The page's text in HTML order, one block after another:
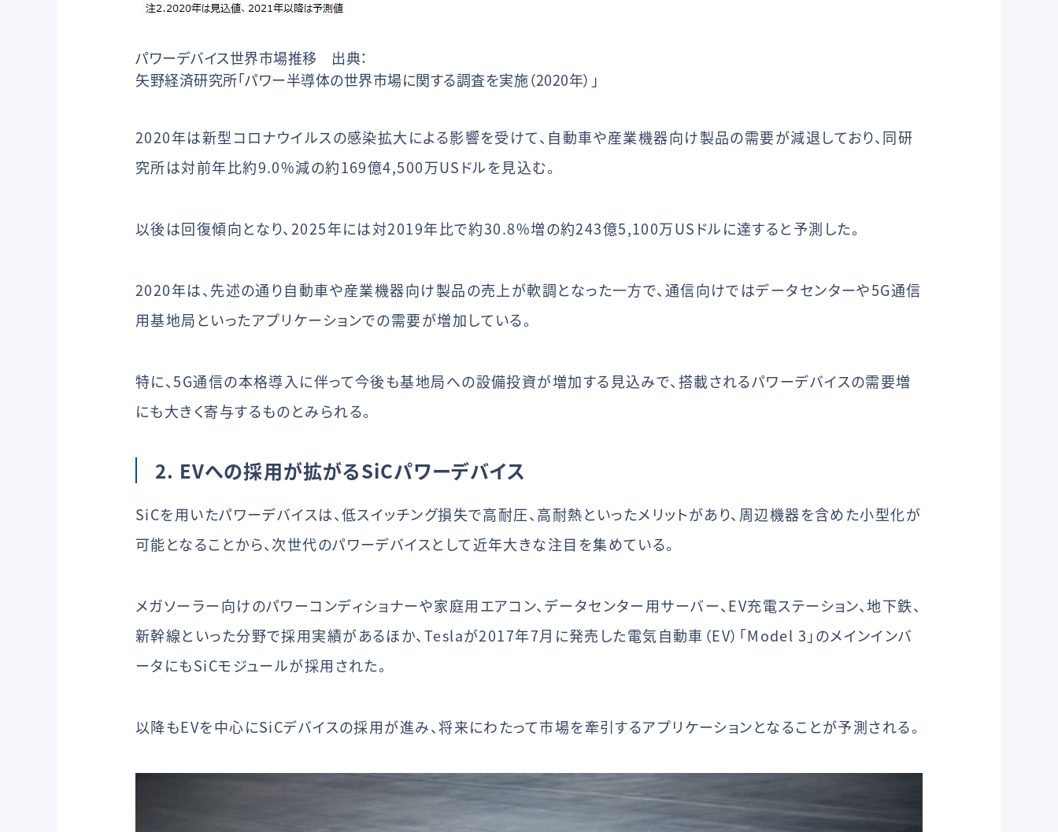
パワーデバイス世界市場推移 出典：
矢野経済研究所「パワー半導体の世界市場に関する調査を実施（2020年）」
2020年は新型コロナウイルスの感染拡大による影響を受けて、自動車や産業機器向け製品の需要が減退しており、同研
究所は対前年比約9.0%減の約169億4,500万USドルを見込む。
以後は回復傾向となり、2025年には対2019年比で約30.8%増の約243億5,100万USドルに達すると予測した。
2020年は、先述の通り自動車や産業機器向け製品の売上が軟調となった一方で、通信向けではデータセンターや5G通信
用基地局といったアプリケーションでの需要が増加している。
特に、5G通信の本格導入に伴って今後も基地局への設備投資が増加する見込みで、搭載されるパワーデバイスの需要増
にも大きく寄与するものとみられる。
2. EVへの採用が拡がるSiCパワーデバイス
SiCを用いたパワーデバイスは、低スイッチング損失で高耐圧、高耐熱といったメリットがあり、周辺機器を含めた小型化が
可能となることから、次世代のパワーデバイスとして近年大きな注目を集めている。
メガソーラー向けのパワーコンディショナーや家庭用エアコン、データセンター用サーバー、EV充電ステーション、地下鉄、
新幹線といった分野で採用実績があるほか、Teslaが2017年7月に発売した電気自動車（EV）「Model 3」のメインインバ
ータにもSiCモジュールが採用された。
以降もEVを中心にSiCデバイスの採用が進み、将来にわたって市場を牽引するアプリケーションとなることが予測される。